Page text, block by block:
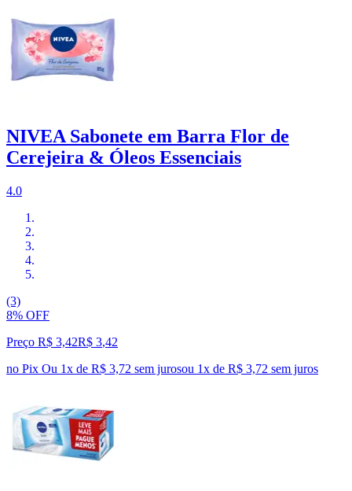
NIVEA Sabonete em Barra Flor de
Cerejeira & Óleos Essenciais
4.0
(3)
8% OFF
Preço R$ 3,42R$ 3,42
no Pix Ou 1x de R$ 3,72 sem jurosou 1x de R$ 3,72 sem juros